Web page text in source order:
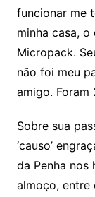
funcionar me
minha casa,
Micropack.
não foi meu
amigo. Foram
Sobre sua
‘causo’
da Penha nos
almoço, entre